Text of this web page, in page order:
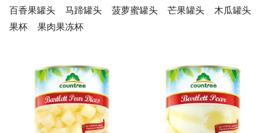
百香果罐头
马蹄罐头 菠萝蜜罐头 芒果罐头
木瓜罐头
果杯
果肉果冻杯